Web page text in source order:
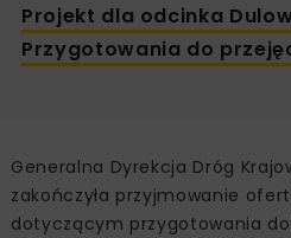
Projekt dla odcinka
Przygotowania do
Generalna Dyrekcja Dróg
zakończyła przyjmowanie
dotyczącym przygotowania